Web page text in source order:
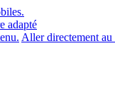
adapté
Aller directement au